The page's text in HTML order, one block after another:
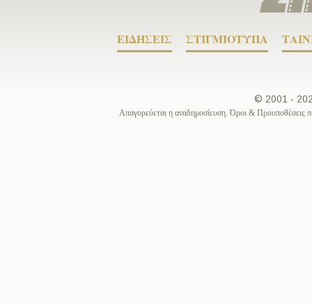
ΕΙΔΗΣΕΙΣ ΣΤΙΓΜΙΟΤΥΠΑ
© 2001 -
Απαγορεύεται η αναδημοσίευση. Όροι & Προυποθέσεις